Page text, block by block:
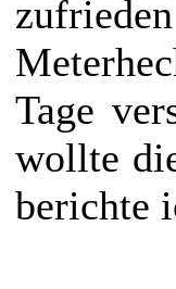
Tage
wollte
berichte